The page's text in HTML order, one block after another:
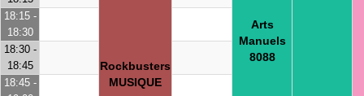
Arts
Manuels
8088
Rockbusters
MUSIQUE
18:15 -
18:30
18:30 -
18:45
18:45 -